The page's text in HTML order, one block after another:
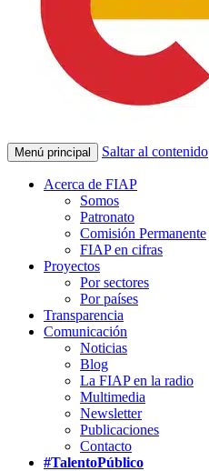
Menú principal Saltar al contenido
Acerca de FIAP
Somos
Patronato
Comisión Permanente
FIAP en cifras
Proyectos
Por sectores
Por países
Transparencia
Comunicación
Noticias
Blog
La FIAP en la radio
Multimedia
Newsletter
Publicaciones
Contacto
#TalentoPúblico